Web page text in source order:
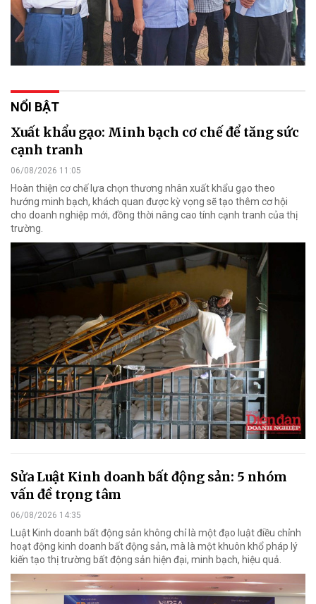
NỔI BẬT
Xuất khẩu gạo: Minh bạch cơ chế để tăng sức
cạnh tranh
06/08/2026 11:05
Hoàn thiện cơ chế lựa chọn thương nhân xuất khẩu gạo theo
hướng minh bạch, khách quan được kỳ vọng sẽ tạo thêm cơ hội
cho doanh nghiệp mới, đồng thời nâng cao tính cạnh tranh của thị
trường.
Sửa Luật Kinh doanh bất động sản: 5 nhóm
vấn đề trọng tâm
06/08/2026 14:35
Luật Kinh doanh bất động sản không chỉ là một đạo luật điều chỉnh
hoạt động kinh doanh bất động sản, mà là một khuôn khổ pháp lý
kiến tạo thị trường bất động sản hiện đại, minh bạch, hiệu quả.